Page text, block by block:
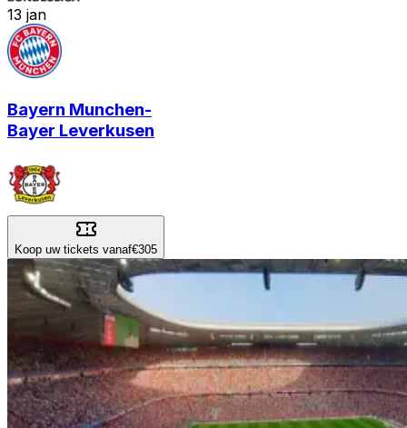
13 jan
Bayern Munchen-
Bayer Leverkusen
Koop uw tickets vanaf€305